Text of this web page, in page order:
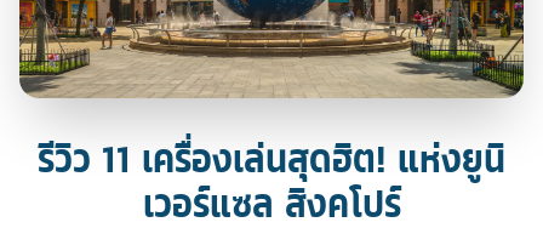
รีวิว 11 เครื่องเล่นสุดฮิต! แห่งยูนิ
เวอร์แซล สิงคโปร์